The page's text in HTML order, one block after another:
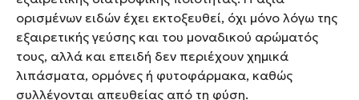
ορισμένων ειδών έχει εκτοξευθεί, όχι μόνο λόγω της
εξαιρετικής γεύσης και του μοναδικού αρώματός
τους, αλλά και επειδή δεν περιέχουν χημικά
λιπάσματα, ορμόνες ή φυτοφάρμακα, καθώς
συλλέγονται απευθείας από τη φύση.